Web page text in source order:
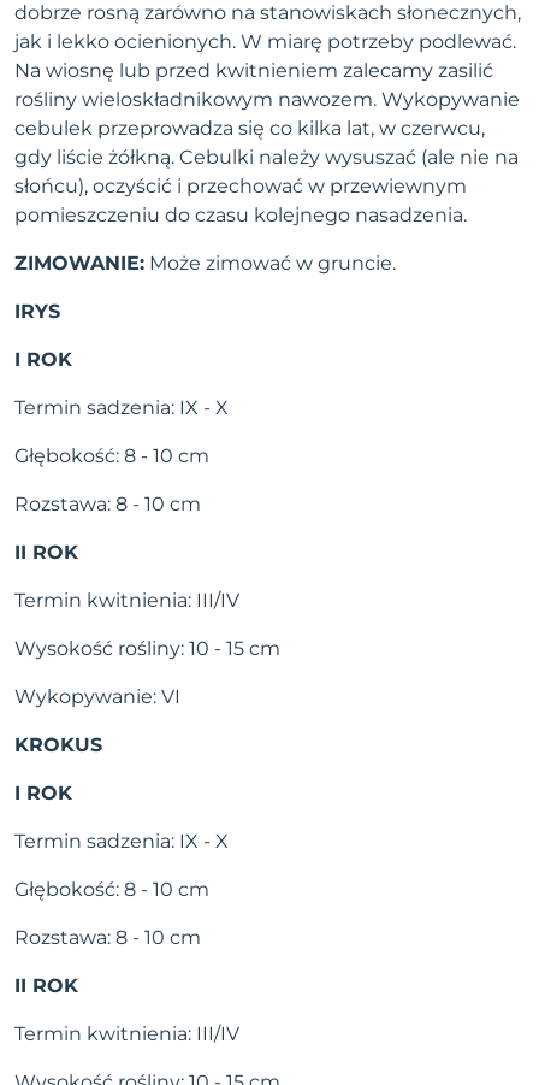
dobrze rosną zarówno na stanowiskach słonecznych,
jak i lekko ocienionych. W miarę potrzeby podlewać.
Na wiosnę lub przed kwitnieniem zalecamy zasilić
rośliny wieloskładnikowym nawozem. Wykopywanie
cebulek przeprowadza się co kilka lat, w czerwcu,
gdy liście żółkną. Cebulki należy wysuszać (ale nie na
słońcu), oczyścić i przechować w przewiewnym
pomieszczeniu do czasu kolejnego nasadzenia.
ZIMOWANIE: Może zimować w gruncie.
IRYS
I ROK
Termin sadzenia: IX - X
Głębokość: 8 - 10 cm
Rozstawa: 8 - 10 cm
II ROK
Termin kwitnienia: III/IV
Wysokość rośliny: 10 - 15 cm
Wykopywanie: VI
KROKUS
I ROK
Termin sadzenia: IX - X
Głębokość: 8 - 10 cm
Rozstawa: 8 - 10 cm
II ROK
Termin kwitnienia: III/IV